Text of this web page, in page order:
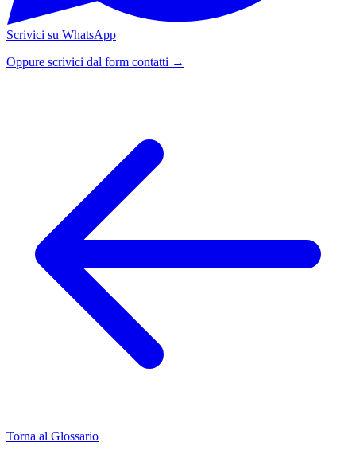
Scrivici su WhatsApp
Oppure scrivici dal form contatti →
Torna al Glossario